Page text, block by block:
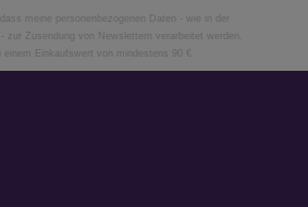
meine personenbezogenen Daten - wie in der
zur Zusendung von Newslettern verarbeitet werden.
einem Einkaufswert von mindestens 90 €